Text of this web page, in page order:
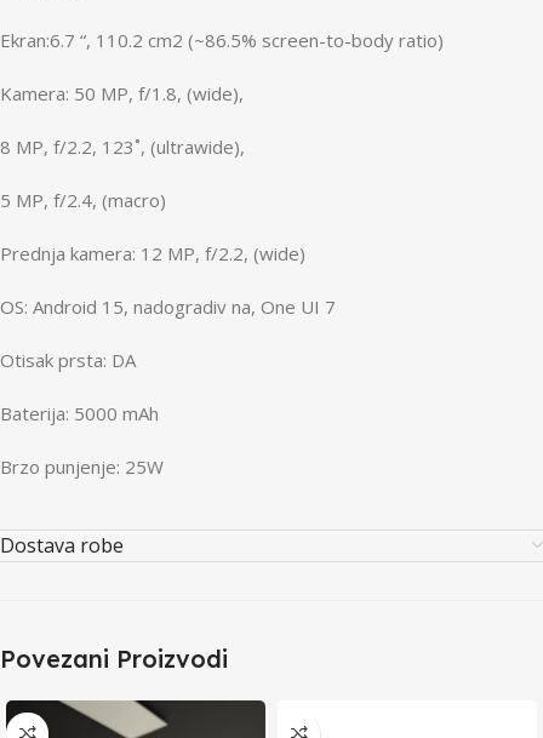
Ekran:6.7 “, 110.2 cm2 (~86.5% screen-to-body ratio)
Kamera: 50 MP, f/1.8, (wide),
8 MP, f/2.2, 123˚, (ultrawide),
5 MP, f/2.4, (macro)
Prednja kamera: 12 MP, f/2.2, (wide)
OS: Android 15, nadogradiv na, One UI 7
Otisak prsta: DA
Baterija: 5000 mAh
Brzo punjenje: 25W
Dostava robe
Povezani Proizvodi